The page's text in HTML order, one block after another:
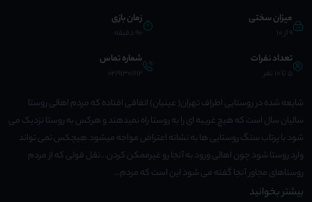
میزان سختی
9 از 10
زمان بازی
90 دقیقه
تعداد نفرات
5 تا 10 نفر
شماره تماس
02191301612
شایعه شده در روستایی اطراف تهران( عینیان) اتفاقی افتاده که مردم اهالی روستا
سالیان سال است که هیچ غریبه ای را به روستا راه نمیدهند و هرکس به روستا نزدیک می
شود با پرتاب سنگ روستایی ها به نشانه اعتراض مواجه میشود.هیچکس نمی تواند
وارد روستا شود چون اهالی ورود به آنجا رو غیرممکن کردن...نقل قولی که از مردم
روستاهای مجاور آنجا گفته می شود این است که مردم...
بیشتر بخوانید